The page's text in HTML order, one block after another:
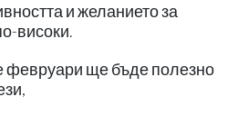
и желанието за
високи.
февруари ще бъде полезно